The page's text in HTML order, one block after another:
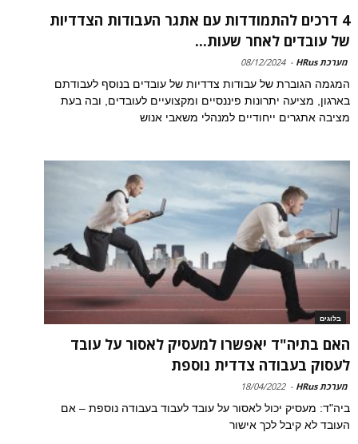
4 דרכים להתמודדות עם אתגר העבודות הצדדיות
של עובדים לאחר שעות...
מערכת HRus -
08/12/2024
המגמה הגוברת של עבודות צדדיות של עובדים בנוסף לעבודתם
בארגון, מציעה יתרונות פיננסיים ומקצועיים לעובדים, ובה בעת
מציבה אתגרים ייחודיים למנהלי משאבי אנוש
בלוגים
האם בתיה"ד יאפשרו למעסיק לאסור על עובד
לעסוק בעבודה צדדית נוספת
מערכת HRus -
18/04/2022
ביה"ד: מעסיק יכול לאסור על עובד לעבוד בעבודה נוספת – אם
העובד לא קיבל לכך אישור